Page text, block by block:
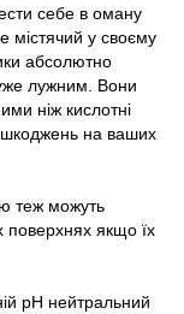
себе в оману
містячий у своєму
абсолютно
лужним. Вони
ніж кислотні
на ваших
теж можуть
поверхнях якщо їх
pH нейтральний